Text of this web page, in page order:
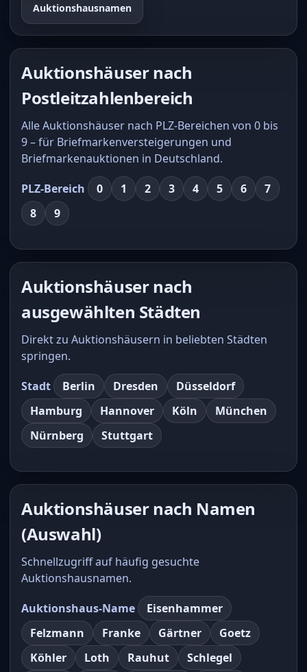
Auktionshausnamen
Auktionshäuser nach
Postleitzahlenbereich
Alle Auktionshäuser nach PLZ-Bereichen von 0 bis
9 – für Briefmarkenversteigerungen und
Briefmarkenauktionen in Deutschland.
PLZ-Bereich
0 1 2 3 4 5 6
7
8
9
Auktionshäuser nach
ausgewählten Städten
Direkt zu Auktionshäusern in beliebten Städten
springen.
Stadt
Berlin Dresden
Düsseldorf
Hamburg
Hannover Köln
München
Nürnberg
Stuttgart
Auktionshäuser nach Namen
(Auswahl)
Schnellzugriff auf häufig gesuchte
Auktionshausnamen.
Auktionshaus-Name
Eisenhammer
Felzmann
Franke Gärtner
Goetz
Köhler
Loth Rauhut Schlegel